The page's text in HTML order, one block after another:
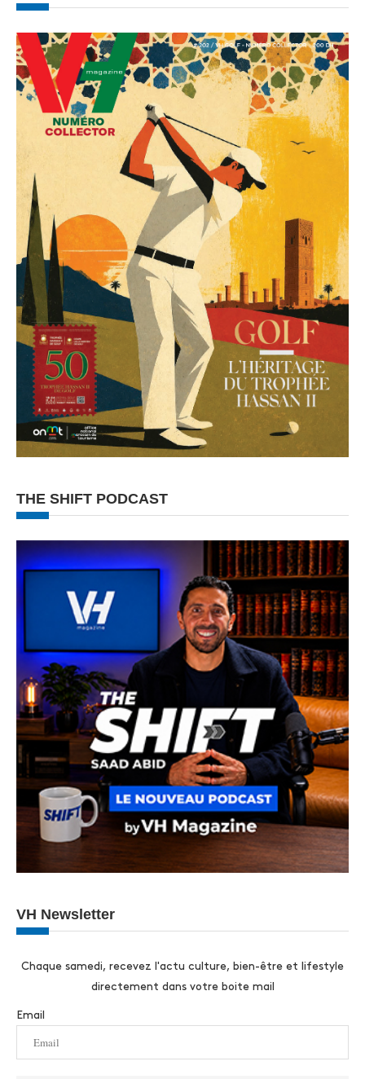
THE SHIFT PODCAST
VH Newsletter
Chaque samedi, recevez l'actu culture, bien-être et lifestyle
directement dans votre boite mail
Email